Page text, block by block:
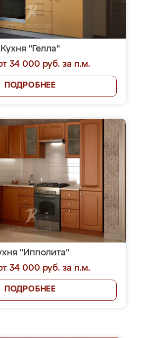
Кухня "Гелла"
34 000 руб. за п.м.
ПОДРОБНЕЕ
"Ипполита"
34 000 руб. за п.м.
ПОДРОБНЕЕ